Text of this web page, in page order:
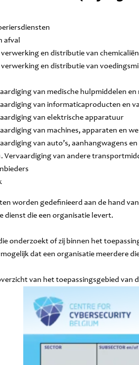
afval
en distributie van chemicaliën
en distributie van
van medische hulpmiddelen
van informaticaproducten en
van elektrische apparatuur
van machines, apparaten en
van auto’s, aanhangwagens
Vervaardiging van andere
worden gedefinieerd aan de hand
dienst die een organisatie levert.
onderzoekt of zij binnen het
dat een organisatie meerdere
van het toepassingsgebied van